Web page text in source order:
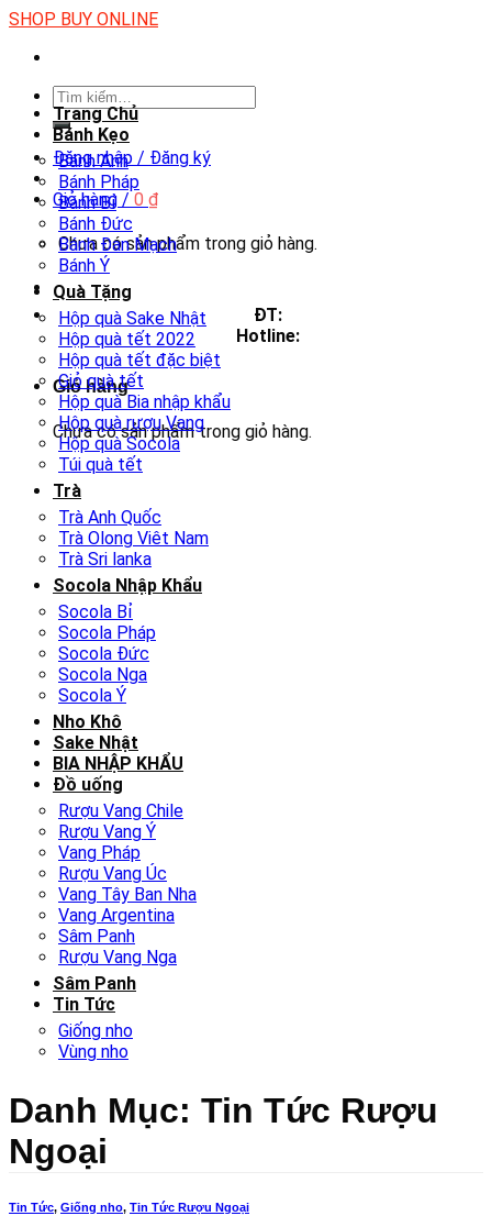
Skip
content
SHOP BUY ONLINE
Tìm
kiếm:
Đăng nhập / Đăng ký
Giỏ hàng / 0 ₫
Chưa có sản phẩm trong giỏ hàng.
ĐT:
Hotline:
Giỏ hàng
Chưa có sản phẩm trong giỏ hàng.
Trang Chủ
Bánh Kẹo
Bánh Anh
Bánh Pháp
Bánh Bỉ
Bánh Đức
Bánh Đan Mạch
Bánh Ý
Quà Tặng
Hộp quà Sake Nhật
Hộp quà tết 2022
Hộp quà tết đặc biệt
Giỏ quà tết
Hộp quà Bia nhập khẩu
Hộp quà rượu Vang
Hộp quà Socola
Túi quà tết
Trà
Trà Anh Quốc
Trà Olong Viêt Nam
Trà Sri lanka
Socola Nhập Khẩu
Socola Bỉ
Socola Pháp
Socola Đức
Socola Nga
Socola Ý
Nho Khô
Sake Nhật
BIA NHẬP KHẨU
Đồ uống
Rượu Vang Chile
Rượu Vang Ý
Vang Pháp
Rượu Vang Úc
Vang Tây Ban Nha
Vang Argentina
Sâm Panh
Rượu Vang Nga
Sâm Panh
Tin Tức
Giống nho
Vùng nho
Danh Mục: Tin Tức Rượu
Ngoại
Tin Tức, Giống nho, Tin Tức Rượu Ngoại